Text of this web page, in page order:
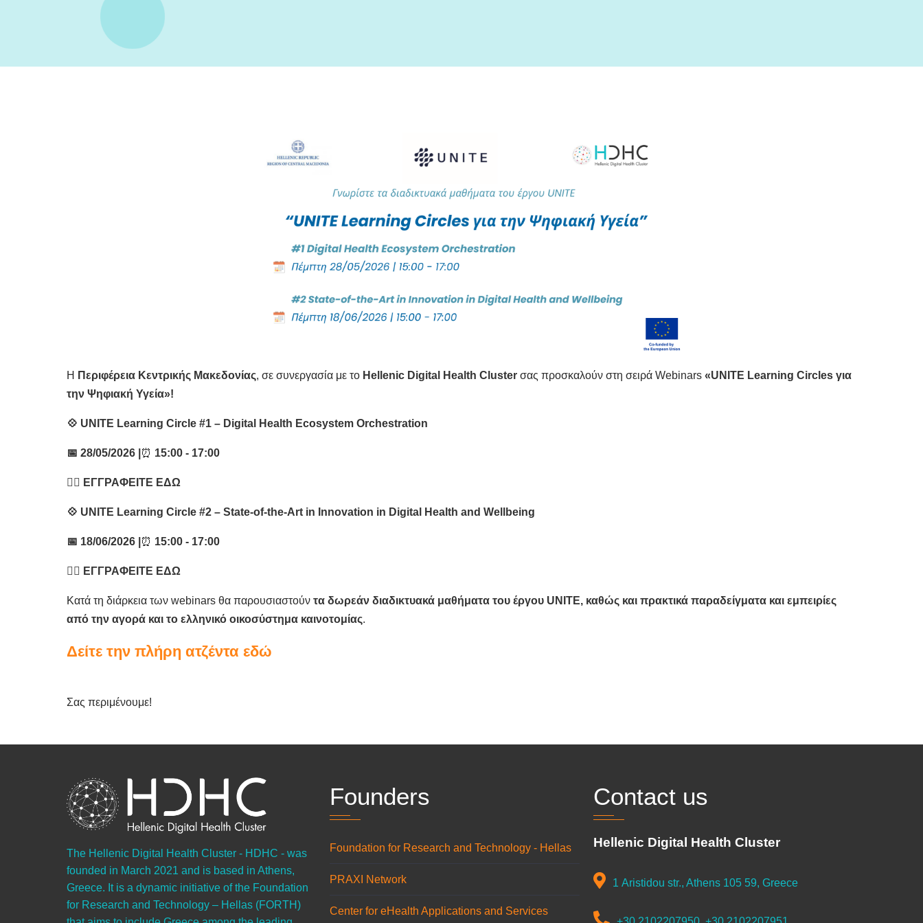
Η Περιφέρεια Κεντρικής Μακεδονίας, σε συνεργασία με το Hellenic Digital Health Cluster σας προσκαλούν στη σειρά Webinars «UNITE Learning Circles για
την Ψηφιακή Υγεία»!
💠 UNITE Learning Circle #1 – Digital Health Ecosystem Orchestration
📅 28/05/2026 | ⏰ 15:00 - 17:00
👉🏽 ΕΓΓΡΑΦΕΙΤΕ ΕΔΩ
💠 UNITE Learning Circle #2 – State-of-the-Art in Innovation in Digital Health and Wellbeing
📅 18/06/2026 | ⏰ 15:00 - 17:00
👉🏽 ΕΓΓΡΑΦΕΙΤΕ ΕΔΩ
Κατά τη διάρκεια των webinars θα παρουσιαστούν τα δωρεάν διαδικτυακά μαθήματα του έργου UNITE, καθώς και πρακτικά παραδείγματα και εμπειρίες
από την αγορά και το ελληνικό οικοσύστημα καινοτομίας.
Δείτε την πλήρη ατζέντα εδώ
Σας περιμένουμε!
The Hellenic Digital Health Cluster - HDHC - was
founded in March 2021 and is based in Athens,
Greece. It is a dynamic initiative of the Foundation
for Research and Technology – Hellas (FORTH)
Founders
Foundation for Research and Technology - Hellas
PRAXI Network
Center for eHealth Applications and Services
Contact us
Hellenic Digital Health Cluster
1 Aristidou str., Athens 105 59, Greece